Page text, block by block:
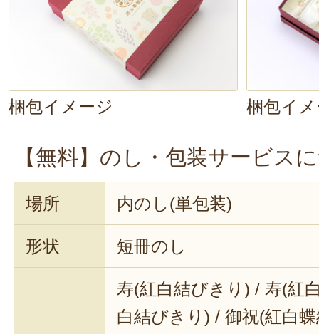
喜ばれること間違いなしです。
梱包イメージ 梱包イ
【無料】のし・包装サービス
場所 内のし(単包装)
形状 短冊のし
寿(紅白結びきり) / 寿(紅
白結びきり) / 御祝(紅白